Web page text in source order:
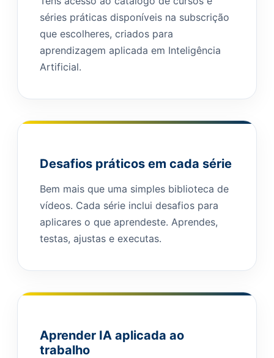
séries práticas disponíveis na subscrição
que escolheres, criados para
aprendizagem aplicada em Inteligência
Artificial.
Desafios práticos em cada série
Bem mais que uma simples biblioteca de
vídeos. Cada série inclui desafios para
aplicares o que aprendeste. Aprendes,
testas, ajustas e executas.
Aprender IA aplicada ao
trabalho